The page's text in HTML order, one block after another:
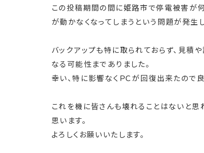
この投稿期間の間に姫路市で停電被害が
が動かなくなってしまうという問題が発生し
バックアップも特に取られておらず、見積
なる可能性までありました。
幸い、特に影響なくＰＣが回復出来たので
これを機に皆さんも壊れることはないと思
思います。
よろしくお願いいたします。